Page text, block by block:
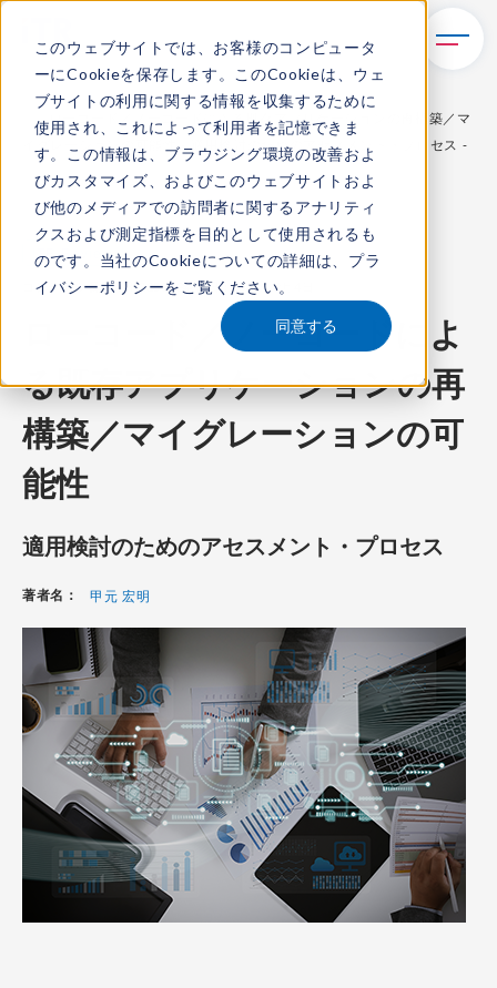
このウェブサイトでは、お客様のコンピュータ
ーにCookieを保存します。このCookieは、ウェ
ブサイトの利用に関する情報を収集するために
使用され、これによって利用者を記憶できま
す。この情報は、ブラウジング環境の改善およ
びカスタマイズ、およびこのウェブサイトおよ
び他のメディアでの訪問者に関するアナリティ
クスおよび測定指標を目的として使用されるも
のです。当社のCookieについての詳細は、 プラ
イバシーポリシーをご覧ください。
同意する
TOP
レポート・ライブラリ
ローコード／ノーコードによる既存アプリケーションの再構築／マ
イグレーションの可能性 - 適用検討のためのアセスメント・プロセス -
ITR Review
コンテンツ番号：R-225022 発刊日：2025年2月4日
ローコード／ノーコードによ
る既存アプリケーションの再
構築／マイグレーションの可
能性
適用検討のためのアセスメント・プロセス
著者名： 甲元 宏明